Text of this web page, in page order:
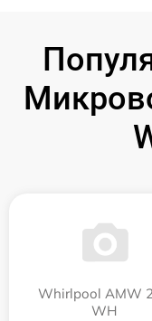
Whirlpool AMW
WH